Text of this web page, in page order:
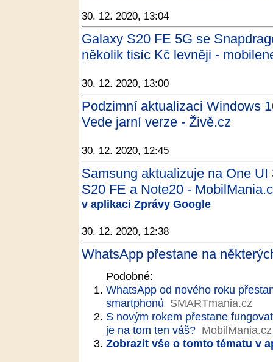
30. 12. 2020, 13:04
Galaxy S20 FE 5G se
několik tisíc Kč levněji -
30. 12. 2020, 13:00
Podzimní aktualizaci Windows
Vede jarní verze - Živě.cz
30. 12. 2020, 12:45
Samsung aktualizuje na One
S20 FE a Note20 -
v aplikaci Zprávy Google
30. 12. 2020, 12:38
WhatsApp přestane na
Podobné:
WhatsApp od nového roku
smartphonů SMARTmania.cz
S novým rokem přestane
je na tom ten váš? MobilMania.cz
Zobrazit vše o tomto tématu v